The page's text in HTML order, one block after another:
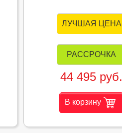
ЛУЧШАЯ ЦЕНА
РАССРОЧКА
44 495 руб.
В корзину